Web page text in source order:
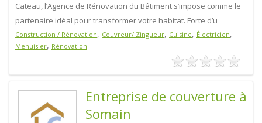
Cateau, l’Agence de Rénovation du Bâtiment s’impose comme le
partenaire idéal pour transformer votre habitat. Forte d’u
Construction / Rénovation, Couvreur/ Zingueur, Cuisine, Électricien,
Menuisier, Rénovation
Entreprise de couverture à
Somain